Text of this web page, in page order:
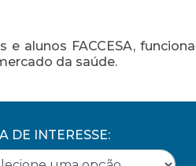
alunos FACCESA,
da saúde.
DE INTERESSE: